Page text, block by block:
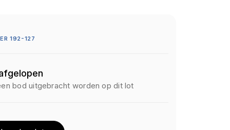
192-127
bod uitgebracht worden op dit lot